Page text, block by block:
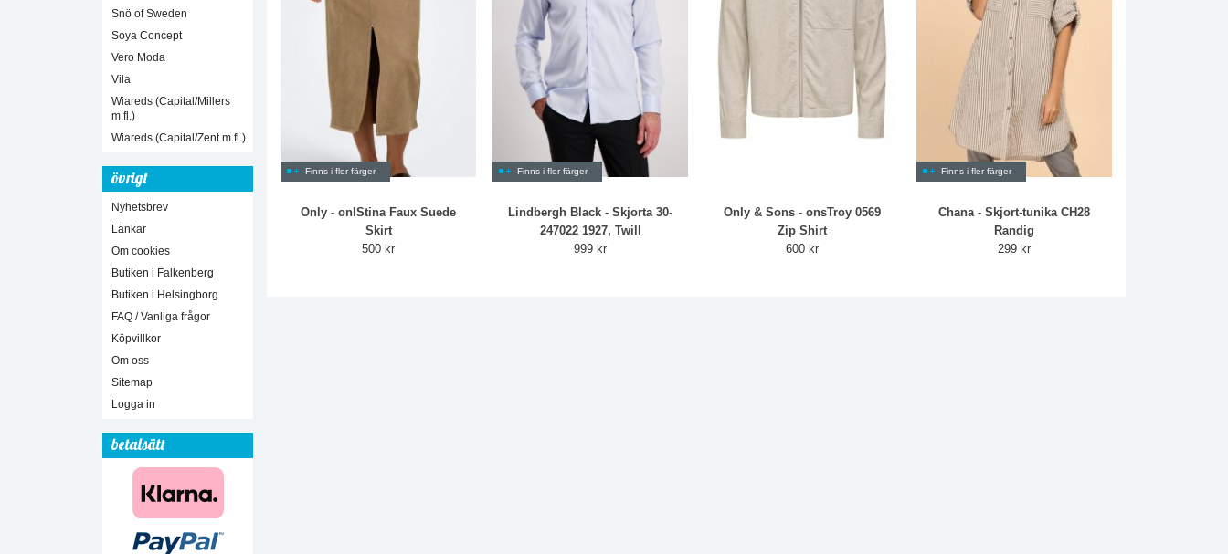
Snö of Sweden
Soya Concept
Vero Moda
Vila
Wiareds (Capital/Millers
m.fl.)
Wiareds (Capital/Zent m.fl.)
övrigt
Nyhetsbrev
Länkar
Om cookies
Butiken i Falkenberg
Butiken i Helsingborg
FAQ / Vanliga frågor
Köpvillkor
Om oss
Sitemap
Logga in
betalsätt
Finns i fler färger
Only - onlStina Faux Suede
Skirt
500 kr
Finns i fler färger
Lindbergh Black - Skjorta 30-
247022 1927, Twill
999 kr
Only & Sons - onsTroy 0569
Zip Shirt
600 kr
Finns i fler färger
Chana - Skjort-tunika CH28
Randig
299 kr